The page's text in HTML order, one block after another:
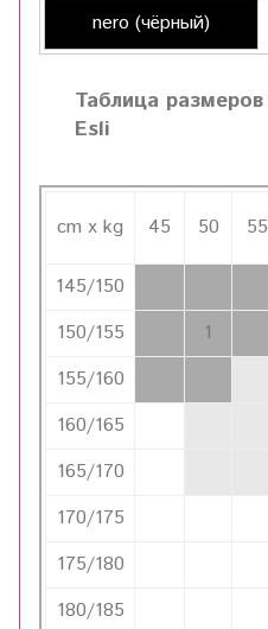
nero (чёрный)
Таблица
Esli
cm x kg 45 50 55
145/150
150/155
1
155/160
160/165
165/170
170/175
175/180
180/185